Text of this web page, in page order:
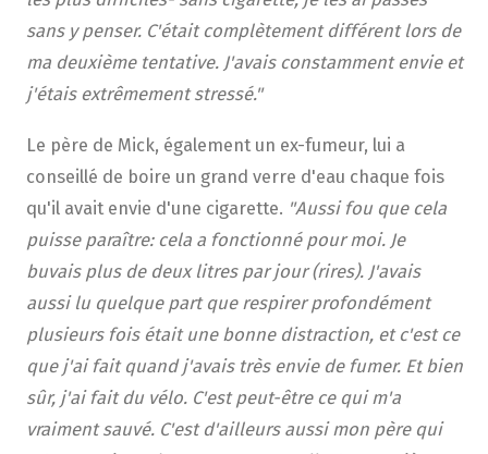
sans y penser. C'était complètement différent lors de
ma deuxième tentative. J'avais constamment envie et
j'étais extrêmement stressé."
Le père de Mick, également un ex-fumeur, lui a
conseillé de boire un grand verre d'eau chaque fois
qu'il avait envie d'une cigarette. "Aussi fou que cela
puisse paraître: cela a fonctionné pour moi. Je
buvais plus de deux litres par jour (rires). J'avais
aussi lu quelque part que respirer profondément
plusieurs fois était une bonne distraction, et c'est ce
que j'ai fait quand j'avais très envie de fumer. Et bien
sûr, j'ai fait du vélo. C'est peut-être ce qui m'a
vraiment sauvé. C'est d'ailleurs aussi mon père qui